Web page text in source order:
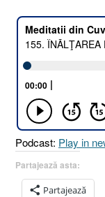
DOMNULUI
ISUS
CER
III.
DOMNUL
ISUS
[Faptele
Apostolilor
1.6-
11]”
Podcast: Play in
Partajează asta:
Partajează